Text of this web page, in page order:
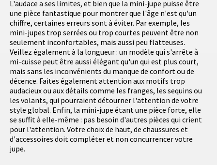
L'audace a ses limites, et bien que la mini-jupe puisse être
une pièce fantastique pour montrer que l'âge n'est qu'un
chiffre, certaines erreurs sont à éviter. Par exemple, les
mini-jupes trop serrées ou trop courtes peuvent être non
seulement inconfortables, mais aussi peu flatteuses.
Veillez également à la longueur : un modèle qui s'arrête à
mi-cuisse peut être aussi élégant qu'un qui est plus court,
mais sans les inconvénients du manque de confort ou de
décence. Faites également attention aux motifs trop
audacieux ou aux détails comme les franges, les sequins ou
les volants, qui pourraient détourner l'attention de votre
style global. Enfin, la mini-jupe étant une pièce forte, elle
se suffit à elle-même : pas besoin d'autres pièces qui crient
pour l'attention. Votre choix de haut, de chaussures et
d'accessoires doit compléter et non concurrencer votre
jupe.